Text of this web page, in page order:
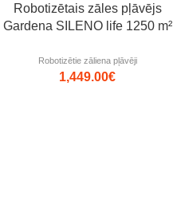
Robotizētais zāles pļāvējs
Gardena SILENO life 1250 m²
Robotizētie zāliena pļāvēji
1,449.00€